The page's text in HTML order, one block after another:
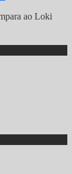
ao Loki